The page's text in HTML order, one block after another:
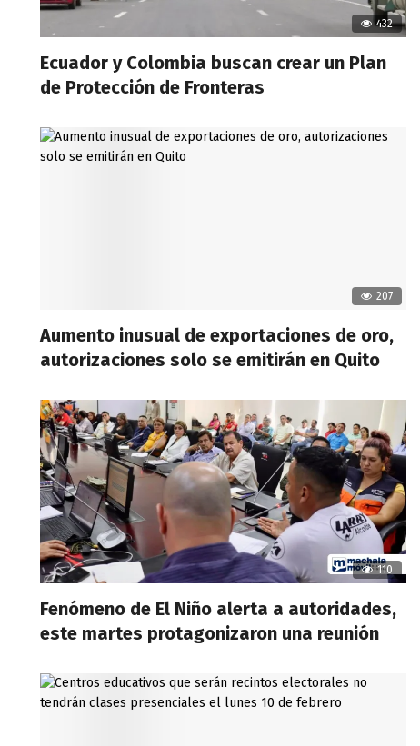
432
Ecuador y Colombia buscan crear un Plan
de Protección de Fronteras
207
Aumento inusual de exportaciones de oro,
autorizaciones solo se emitirán en Quito
110
Fenómeno de El Niño alerta a autoridades,
este martes protagonizaron una reunión